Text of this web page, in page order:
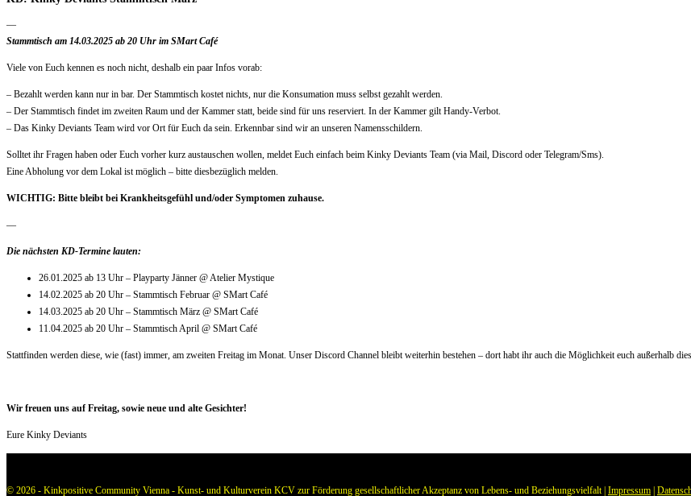
—
Stammtisch am 14.03.2025 ab 20 Uhr im SMart Café
Viele von Euch kennen es noch nicht, deshalb ein paar Infos vorab:
– Bezahlt werden kann nur in bar. Der Stammtisch kostet nichts, nur die Konsumation muss selbst gezahlt werden.
– Der Stammtisch findet im zweiten Raum und der Kammer statt, beide sind für uns reserviert. In der Kammer gilt Handy-Verbot.
– Das Kinky Deviants Team wird vor Ort für Euch da sein. Erkennbar sind wir an unseren Namensschildern.
Solltet ihr Fragen haben oder Euch vorher kurz austauschen wollen, meldet Euch einfach beim Kinky Deviants Team (via Mail, Discord oder Telegram/Sms).
Eine Abholung vor dem Lokal ist möglich – bitte diesbezüglich melden.
WICHTIG: Bitte bleibt bei Krankheitsgefühl und/oder Symptomen zuhause.
—
Die nächsten KD-Termine lauten:
26.01.2025 ab 13 Uhr – Playparty Jänner @ Atelier Mystique
14.02.2025 ab 20 Uhr – Stammtisch Februar @ SMart Café
14.03.2025 ab 20 Uhr – Stammtisch März @ SMart Café
11.04.2025 ab 20 Uhr – Stammtisch April @ SMart Café
Stattfinden werden diese, wie (fast) immer, am zweiten Freitag im Monat. Unser Discord Channel bleibt weiterhin bestehen – dort habt ihr auch die Möglichkeit euch außerhalb
Wir freuen uns auf Freitag, sowie neue und alte Gesichter!
Eure Kinky Deviants
© 2026 - Kinkpositive Community Vienna - Kunst- und Kulturverein KCV zur Förderung gesellschaftlicher Akzeptanz von Lebens- und Beziehungsvielfalt | Impressum |